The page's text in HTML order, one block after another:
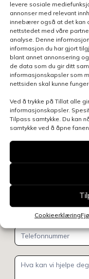
levere sosiale
annonser med relevant
innebærer også at det kan
nettstedet med våre
analyse. Denne
informasjon du har gjort
blant annet annonsering
de data som du gir ditt
informasjonskapsler som
nettsiden skal kunne
Ved å trykke på Tillat alle
informasjonskapsler.
Tilpass samtykke. Du kan
samtykke ved å åpne
Cookieerklæring
Kontakt oss
Benytt skjemaet
relatert til denne
innen kort tid.
kontaktpersoner
Kontakt
oss